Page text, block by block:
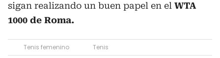
sigan realizando un buen papel en el WTA
1000 de Roma.
Tenis femenino Tenis